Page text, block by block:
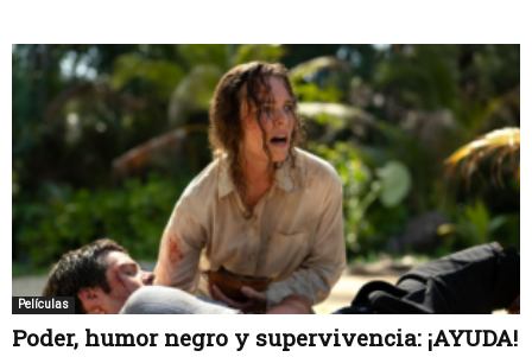
Películas
Poder, humor negro y supervivencia: ¡AYUDA!